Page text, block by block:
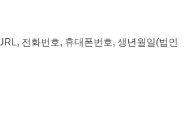
전화번호, 휴대폰번호, 생년월일(법인